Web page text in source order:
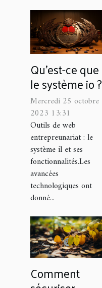
Qu'est-ce que
le système io ?
Mercredi 25 octobre
2023 13:31
Outils de web
entrepreunariat : le
système il et ses
fonctionnalités.Les
avancées
technologiques ont
donné...
Comment